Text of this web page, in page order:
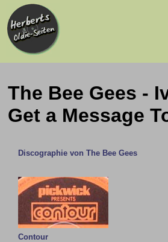
The Bee Gees -
Get a Message
Discographie von The Bee Gees
Contour